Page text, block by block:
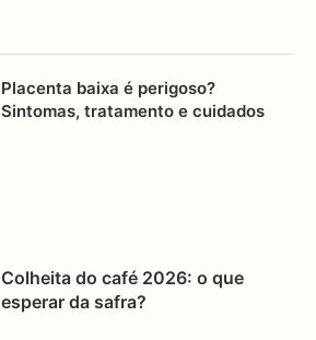
Placenta baixa é perigoso?
Sintomas, tratamento e cuidados
Colheita do café 2026: o que
esperar da safra?